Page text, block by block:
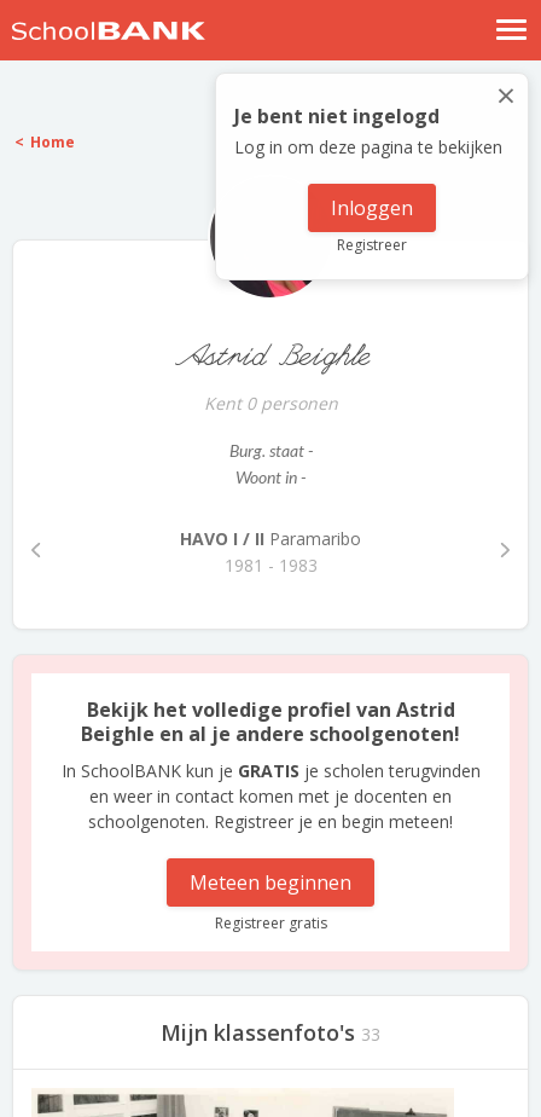
Nostalgische verhalen
Log in
Meld je gratis aan
×
Je bent niet ingelogd
Log in om deze pagina te bekijken
Inloggen
Registreer
Home
Astrid Beighle
Kent 0 personen
Burg. staat -
Woont in -
HAVO I / II Paramaribo
1981 - 1983
Bekijk het volledige profiel van Astrid
Beighle en al je andere schoolgenoten!
In SchoolBANK kun je GRATIS je scholen terugvinden
en weer in contact komen met je docenten en
schoolgenoten. Registreer je en begin meteen!
Meteen beginnen
Registreer gratis
Mijn klassenfoto's 33